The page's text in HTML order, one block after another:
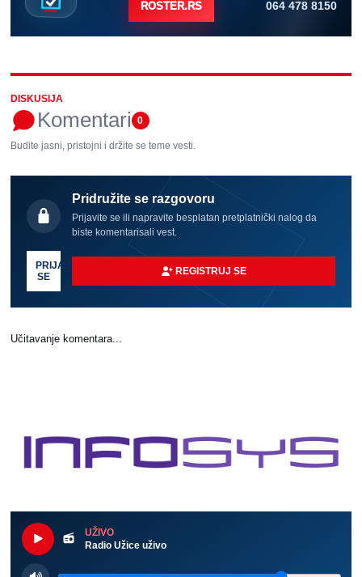
ROSTER.RS 064 478 8150
DISKUSIJA
Komentari 0
Budite jasni, pristojni i držite se teme vesti.
Pridružite se razgovoru
Prijavite se ili napravite besplatan pretplatnički nalog da
biste komentarisali vest.
PRIJAVI
SE
REGISTRUJ SE
Učitavanje komentara...
UŽIVO
Radio Užice uživo